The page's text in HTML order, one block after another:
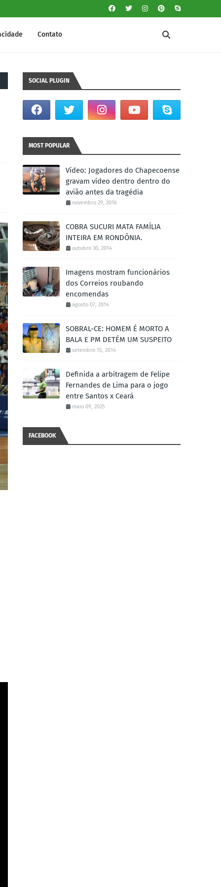
Contato
SOCIAL PLUGIN
MOST POPULAR
Vídeo: Jogadores do Chapecoense
gravam vídeo dentro dentro do
avião antes da tragédia
novembro 29, 2016
COBRA SUCURI MATA FAMÍLIA
INTEIRA EM RONDÔNIA.
outubro 30, 2014
Imagens mostram funcionários
dos Correios roubando
encomendas
agosto 07, 2014
SOBRAL-CE: HOMEM É MORTO A
BALA E PM DETÉM UM SUSPEITO
setembro 15, 2014
Definida a arbitragem de Felipe
Fernandes de Lima para o jogo
entre Santos x Ceará
maio 09, 2025
FACEBOOK